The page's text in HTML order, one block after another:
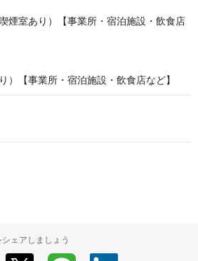
煙室あり）【事業所・宿泊施設・飲食店
ェアしましょう